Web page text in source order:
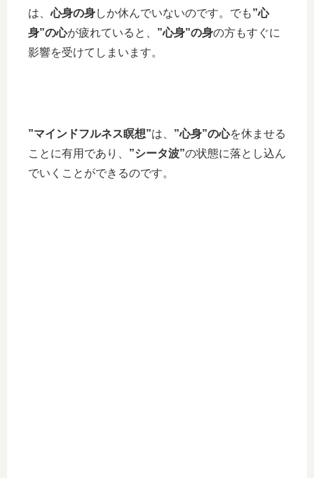
は、心身の身しか休んでいないのです。でも”心
身”の心が疲れていると、 ”心身”の身の方もすぐに
影響を受けてしまいます。
”マインドフルネス瞑想”は、 ”心身”の心を休ませる
ことに有用であり、 ”シータ波”の状態に落とし込ん
でいくことができるのです。